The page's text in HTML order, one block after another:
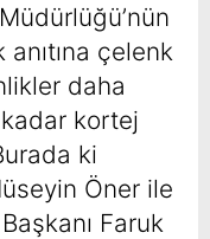
çelenk
daha
kortej
ki
Öner ile
Faruk